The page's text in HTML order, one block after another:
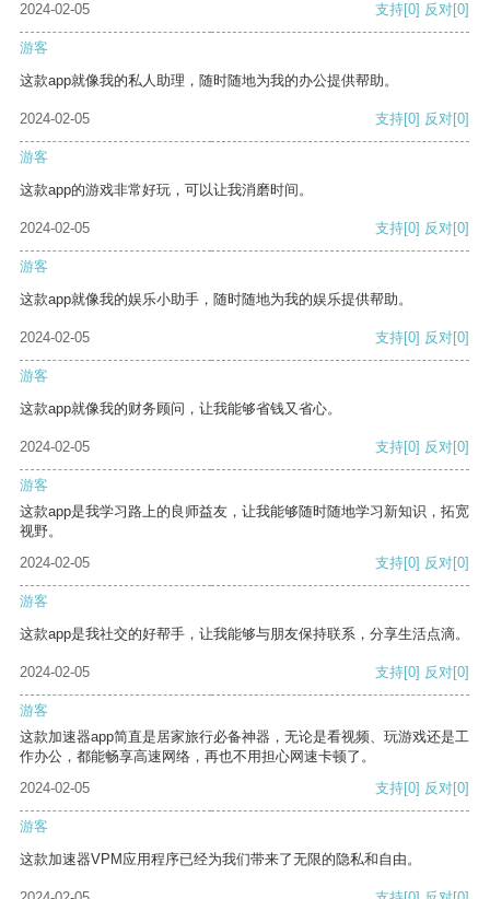
2024-02-05
支持[0] 反对[0]
游客
这款app就像我的私人助理，随时随地为我的办公提供帮助。
2024-02-05 支持[0] 反对[0]
游客
这款app的游戏非常好玩，可以让我消磨时间。
2024-02-05 支持[0] 反对[0]
游客
这款app就像我的娱乐小助手，随时随地为我的娱乐提供帮助。
2024-02-05 支持[0] 反对[0]
游客
这款app就像我的财务顾问，让我能够省钱又省心。
2024-02-05 支持[0] 反对[0]
游客
这款app是我学习路上的良师益友，让我能够随时随地学习新知识，拓宽
视野。
2024-02-05
支持[0] 反对[0]
游客
这款app是我社交的好帮手，让我能够与朋友保持联系，分享生活点滴。
2024-02-05 支持[0] 反对[0]
游客
这款加速器app简直是居家旅行必备神器，无论是看视频、玩游戏还是工
作办公，都能畅享高速网络，再也不用担心网速卡顿了。
2024-02-05
支持[0] 反对[0]
游客
这款加速器VPM应用程序已经为我们带来了无限的隐私和自由。